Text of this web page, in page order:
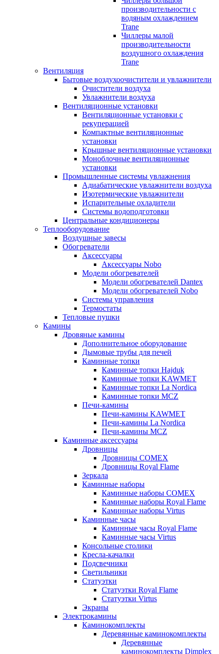
производительности с
водяным охлаждением
Trane
Чиллеры малой
производительности
воздушного охлаждения
Trane
Вентиляция
Бытовые воздухоочистители и увлажнители
Очистители воздуха
Увлажнители воздуха
Вентиляционные установки
Вентиляционные установки с
рекуперацией
Компактные вентиляционные
установки
Крышные вентиляционные установки
Моноблочные вентиляционные
установки
Промышленные системы увлажнения
Адиабатические увлажнители воздуха
Изотермические увлажнители
Испарительные охладители
Системы водоподготовки
Центральные кондиционеры
Теплооборудование
Воздушные завесы
Обогреватели
Аксессуары
Аксессуары Nobo
Модели обогревателей
Модели обогревателей Dantex
Модели обогревателей Nobo
Системы управления
Термостаты
Тепловые пушки
Камины
Дровяные камины
Дополнительное оборудование
Дымовые трубы для печей
Каминные топки
Каминные топки Hajduk
Каминные топки KAWMET
Каминные топки La Nordica
Каминные топки MCZ
Печи-камины
Печи-камины KAWMET
Печи-камины La Nordica
Печи-камины MCZ
Каминные аксессуары
Дровницы
Дровницы COMEX
Дровницы Royal Flame
Зеркала
Каминные наборы
Каминные наборы COMEX
Каминные наборы Royal Flame
Каминные наборы Virtus
Каминные часы
Каминные часы Royal Flame
Каминные часы Virtus
Консольные столики
Кресла-качалки
Подсвечники
Светильники
Статуэтки
Статуэтки Royal Flame
Статуэтки Virtus
Экраны
Электрокамины
Каминокомплекты
Деревянные каминокомплекты
Деревянные
каминокомплекты Dimplex